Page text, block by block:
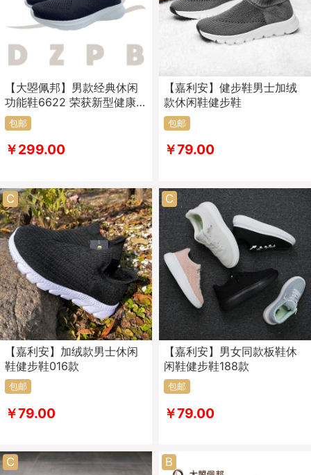
【大曌佩邦】男款经典休闲
功能鞋6622 荣获新型健康
鞋专利
包邮
￥299.00
【嘉利安】健步鞋男士加绒
款休闲鞋健步鞋
包邮
￥79.00
C
【嘉利安】加绒款男士休闲
鞋健步鞋016款
包邮
￥79.00
C
【嘉利安】男女同款板鞋休
闲鞋健步鞋188款
包邮
￥79.00
C B